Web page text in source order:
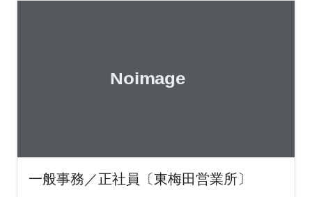
一般事務／正社員〔東梅田営業所〕